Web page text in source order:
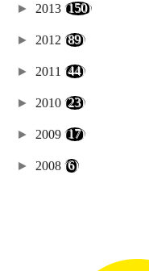
► 2013 (150)
► 2012 (89)
► 2011 (44)
► 2010 (23)
► 2009 (17)
► 2008 (6)